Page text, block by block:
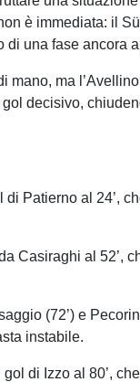
è immediata: il
di una fase ancora
mano, ma
gol decisivo,
di Patierno al 24’,
Casiraghi al 52’,
(72’) e
instabile.
di Izzo al 80’,